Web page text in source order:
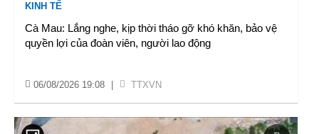
KINH TẾ
Cà Mau: Lắng nghe, kịp thời tháo gỡ khó khăn, bảo vệ
quyền lợi của đoàn viên, người lao động
06/08/2026 19:08 TTXVN